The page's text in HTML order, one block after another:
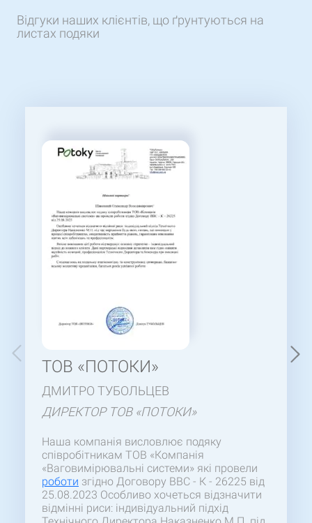
Відгуки наших клієнтів, що ґрунтуються на
листах подяки
ТОВ «ПОТОКИ»
ДМИТРО ТУБОЛЬЦЕВ
ДИРЕКТОР ТОВ «ПОТОКИ»
Наша компанія висловлює подяку
співробітникам ТОВ «Компанія
«Ваговимірювальні системи» які провели
роботи згідно Договору ВВС - К - 26225 від
25.08.2023 Особливо хочеться відзначити
відмінні риси: індивідуальний підхід